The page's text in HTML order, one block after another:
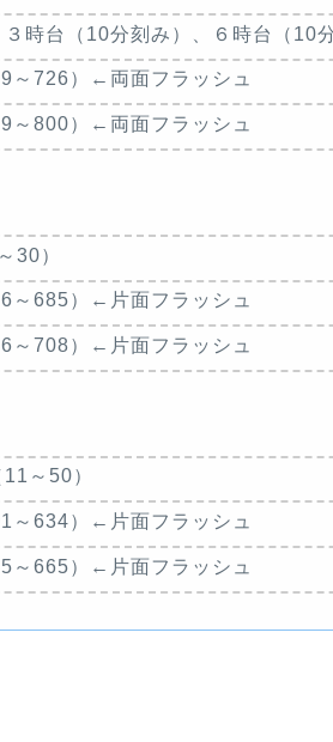
台（10分刻み）、６時台（10分
726）←両面フラッシュ
800）←両面フラッシュ
30）
～685）←片面フラッシュ
～708）←片面フラッシュ
～50）
～634）←片面フラッシュ
～665）←片面フラッシュ